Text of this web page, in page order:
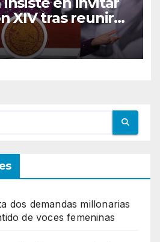
XIV tras reunirse
de Estado
dos demandas millonarias
de voces femeninas